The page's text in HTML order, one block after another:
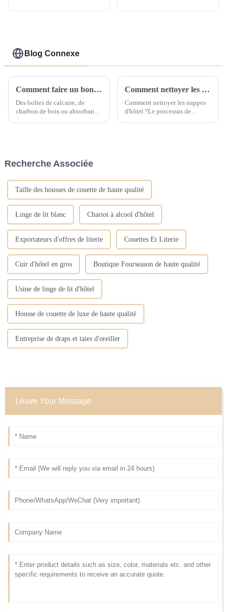
Blog Connexe
Comment faire un bon travail pour éliminer l’humidité et prévenir la moisissure du linge de chambre ?
Des boîtes de calcaire, de
charbon de bois ou absorbant
différents coins de la pièce
Comment nettoyer les nappes d'un hôtel ?
Comment nettoyer les nappes
d'hôtel ?Le processus de
Recherche Associée
Taille des housses de couette de haute qualité
Linge de lit blanc Chariot à alcool d'hôtel
Exportateurs d'offres de literie Couettes Et Literie
Cuir d'hôtel en gros Boutique Fourseason de haute qualité
Usine de linge de lit d'hôtel
Housse de couette de luxe de haute qualité
Entreprise de draps et taies d'oreiller
Leave Your Message